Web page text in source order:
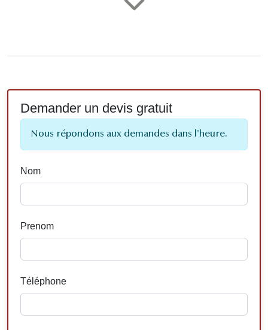
Demander un devis gratuit
Nous répondons aux demandes dans l'heure.
Nom
Prenom
Téléphone